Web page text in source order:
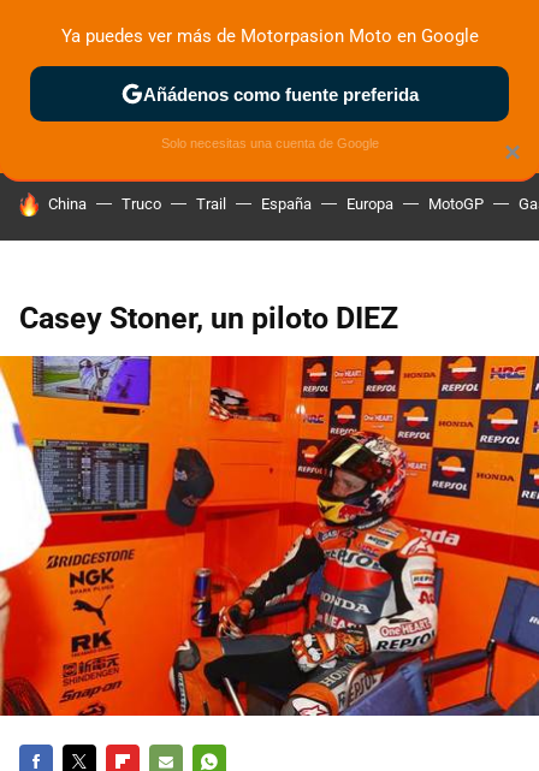
ZONA DE PRUEBAS DEPORTIVAS MOTOS ELÉCTRICAS
HOY SE HABLA DE
China Truco Trail España Europa MotoGP
Casey Stoner, un piloto DIEZ
×
Ya puedes ver más de Motorpasion Moto en Google
Añádenos como fuente preferida
Solo necesitas una cuenta de Google